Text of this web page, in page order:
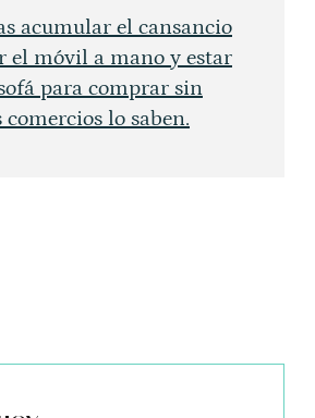
acumular el cansancio
el móvil a mano y estar
para comprar sin
comercios lo saben.